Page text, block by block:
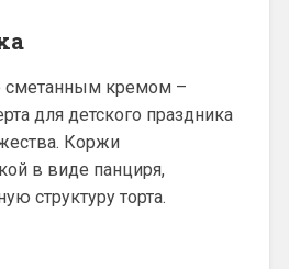
сметанным кремом –
для детского праздника
Коржи
в виде панциря,
структуру торта.